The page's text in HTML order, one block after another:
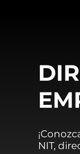
NIT,